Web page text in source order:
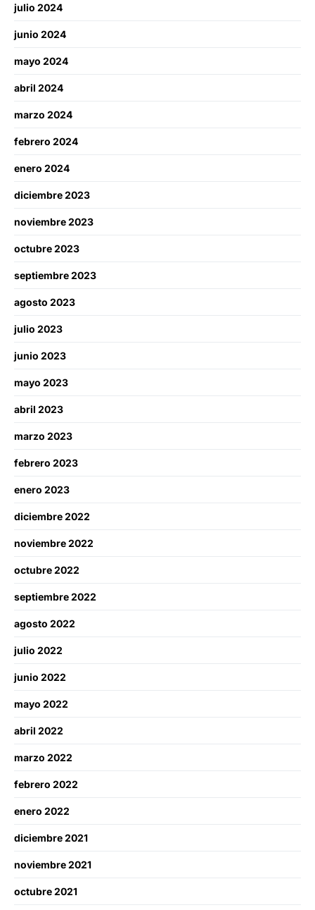
julio 2024
junio 2024
mayo 2024
abril 2024
marzo 2024
febrero 2024
enero 2024
diciembre 2023
noviembre 2023
octubre 2023
septiembre 2023
agosto 2023
julio 2023
junio 2023
mayo 2023
abril 2023
marzo 2023
febrero 2023
enero 2023
diciembre 2022
noviembre 2022
octubre 2022
septiembre 2022
agosto 2022
julio 2022
junio 2022
mayo 2022
abril 2022
marzo 2022
febrero 2022
enero 2022
diciembre 2021
noviembre 2021
octubre 2021